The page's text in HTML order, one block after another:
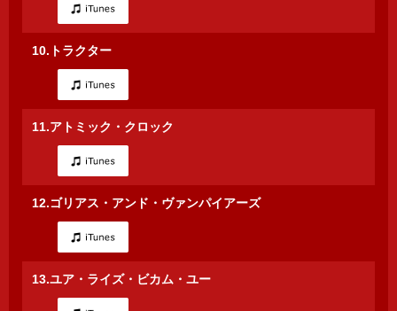
10.トラクター
11.アトミック・クロック
12.ゴリアス・アンド・ヴァンパイアーズ
13.ユア・ライズ・ビカム・ユー